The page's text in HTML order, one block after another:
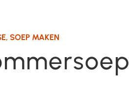
, SOEP MAKEN